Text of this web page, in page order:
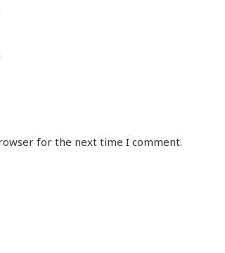
for the next time I comment.